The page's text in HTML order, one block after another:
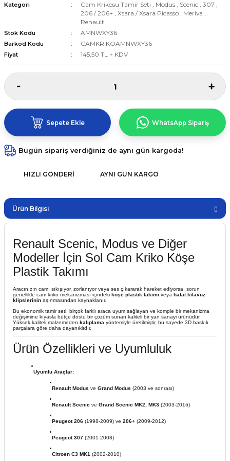
Kategori Cam Krikosu Tamir Seti , Modus , Scenic , 307 ,
206 / 206+ , Xsara / Xsara Picasso , Meriva ,
Renault
Stok Kodu AMNWXY36
Barkod Kodu CAMKRIKOAMNWXY36
Fiyat 145,50 TL + KDV
Sepete Ekle WhatsApp Sipariş
Bugün sipariş verdiğiniz de aynı gün kargoda!
HIZLI GÖNDERI AYNI GÜN KARGO
Ürün Bilgisi
Renault Scenic, Modus ve Diğer
Modeller İçin Sol Cam Kriko Köşe
Plastik Takımı
Aracınızın camı sıkışıyor, zorlanıyor veya ses çıkararak hareket ediyorsa, sorun
genellikle cam kriko mekanizması içindeki köşe plastik takımı veya halat kılavuz
klipslerinin aşınmasından kaynaklanır.
Bu ekonomik tamir seti, birçok farklı araca uyum sağlayan ve komple bir mekanizma
değişimine kıyasla bütçe dostu bir çözüm sunan kaliteli bir yan sanayi ürünüdür.
Yüksek kaliteli malzemeden kalıplama yöntemiyle üretilmiştir, bu sayede 3D baskılı
parçalara göre daha dayanıklıdır.
Ürün Özellikleri ve Uyumluluk
Uyumlu Araçlar:
Renault Modus ve Grand Modus (2003 ve sonrası)
Renault Scenic ve Grand Scenic MK2, MK3 (2003-2016)
Peugeot 206 (1998-2009) ve 206+ (2009-2012)
Peugeot 307 (2001-2008)
Citroen C3 MK1 (2002-2010)